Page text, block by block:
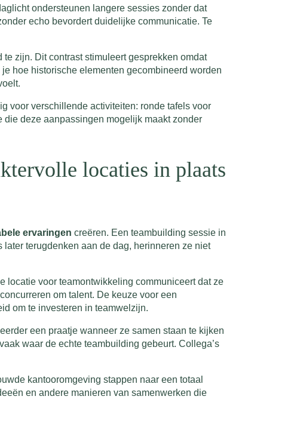
ondersteunen langere sessies zonder dat
echo bevordert duidelijke communicatie. Te
zijn. Dit contrast stimuleert gesprekken omdat
je hoe historische elementen gecombineerd worden
voor verschillende activiteiten: ronde tafels voor
deze aanpassingen mogelijk maakt zonder
locaties in plaats
ervaringen creëren. Een teambuilding sessie in
terugdenken aan de dag, herinneren ze niet
locatie voor teamontwikkeling communiceert dat ze
om talent. De keuze voor een
om te investeren in teamwelzijn.
een praatje wanneer ze samen staan te kijken
waar de echte teambuilding gebeurt. Collega’s
kantooromgeving stappen naar een totaal
en andere manieren van samenwerken die